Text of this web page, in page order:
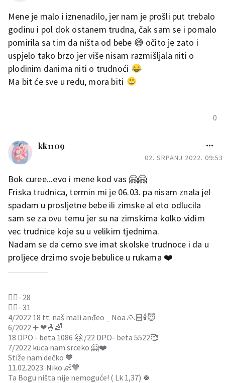
Mene je malo i iznenadilo, jer nam je prošli put trebalo
godinu i pol dok ostanem trudna, čak sam se i pomalo
pomirila sa tim da ništa od bebe 😅 očito je zato i
uspjelo tako brzo jer više nisam razmišljala niti o
plodinim danima niti o trudnoći
Ma bit će sve u redu, mora biti
0
kk1109
02. SRPANJ 2022. 09:53
Bok curee...evo i mene kod vas 🤗🤗
Friska trudnica, termin mi je 06.03. pa nisam znala jel
spadam u prosljetne bebe ili zimske al eto odlucila
sam se za ovu temu jer su na zimskima kolko vidim
vec trudnice koje su u velikim tjednima.
Nadam se da cemo sve imat skolske trudnoce i da u
proljece drzimo svoje bebulice u rukama ❤️
🙋‍♀️- 28
🙋‍♂️- 31
4/2022 18 tt. naš mali anđeo _ Noa 🙏🏻🕯😇
6/2022 ➕️ ❤🤞🌈
18 DPO - beta 1086 🤗 /22 DPO- beta 5522🥰
7/2022 kuca nam srceko 🤗❤️
Stiže nam dečko 💙
11.02.2023. Niko 👶💙
Ta Bogu ništa nije nemoguće! ( Lk 1,37) 🍀